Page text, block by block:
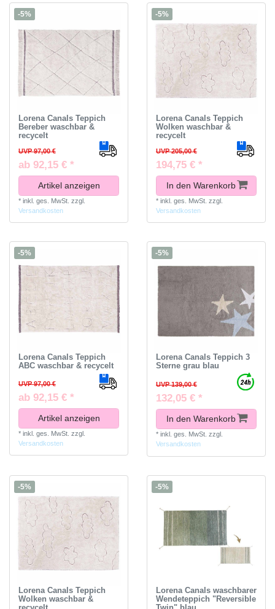
-5%
Lorena Canals Teppich
Bereber waschbar &
recycelt
UVP 97,00 €
ab 92,15 € *
Artikel anzeigen
* inkl. ges. MwSt. zzgl.
Versandkosten
-5%
Lorena Canals Teppich
Wolken waschbar &
recycelt
UVP 205,00 €
194,75 € *
In den Warenkorb
* inkl. ges. MwSt. zzgl.
Versandkosten
-5%
Lorena Canals Teppich
ABC waschbar & recycelt
UVP 97,00 €
ab 92,15 € *
Artikel anzeigen
* inkl. ges. MwSt. zzgl.
Versandkosten
-5%
Lorena Canals Teppich 3
Sterne grau blau
UVP 139,00 €
132,05 € *
In den Warenkorb
* inkl. ges. MwSt. zzgl.
Versandkosten
-5%
Lorena Canals Teppich
Wolken waschbar &
-5%
Lorena Canals waschbarer
Wendeteppich "Reversible